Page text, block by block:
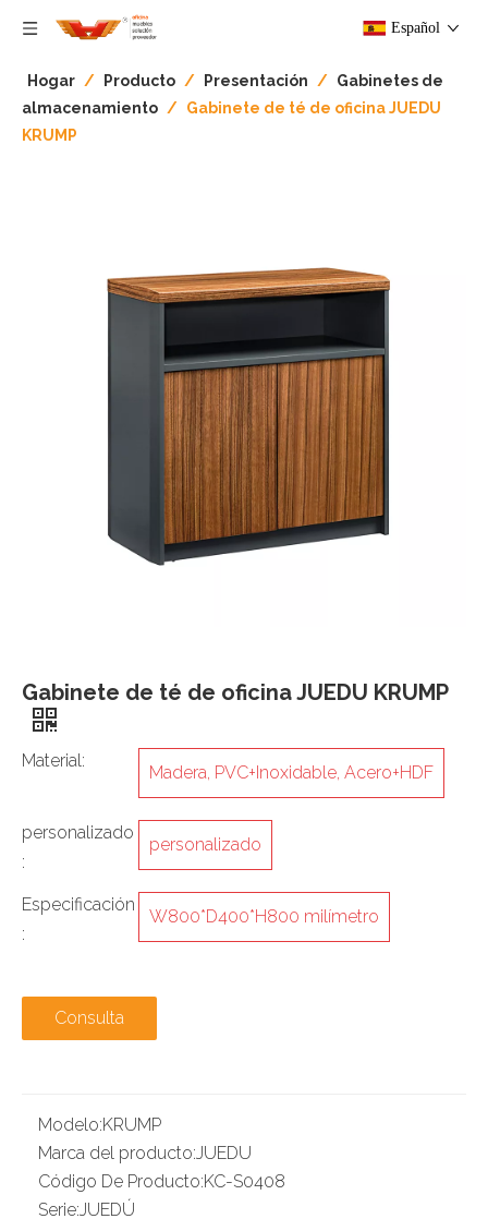
Español
Hogar / Producto / Presentación / Gabinetes de
almacenamiento / Gabinete de té de oficina JUEDU
KRUMP
Gabinete de té de oficina JUEDU KRUMP
Material:
Madera, PVC+Inoxidable, Acero+HDF
personalizado
:
personalizado
Especificación
:
W800*D400*H800 milímetro
Consulta
Modelo:KRUMP
Marca del producto:JUEDU
Código De Producto:KC-S0408
Serie:JUEDÚ